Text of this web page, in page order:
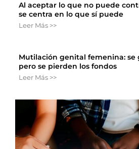
Al aceptar lo que no puede
se centra en lo que sí puede
Leer Más >>
Mutilación genital femenina: se
pero se pierden los fondos
Leer Más >>